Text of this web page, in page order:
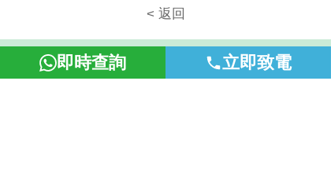
< 返回
即時查詢 立即致電
本網頁所提供資料僅作參考用途。若因錯漏而引致任何不便或損
失，富裕地產概不負責。